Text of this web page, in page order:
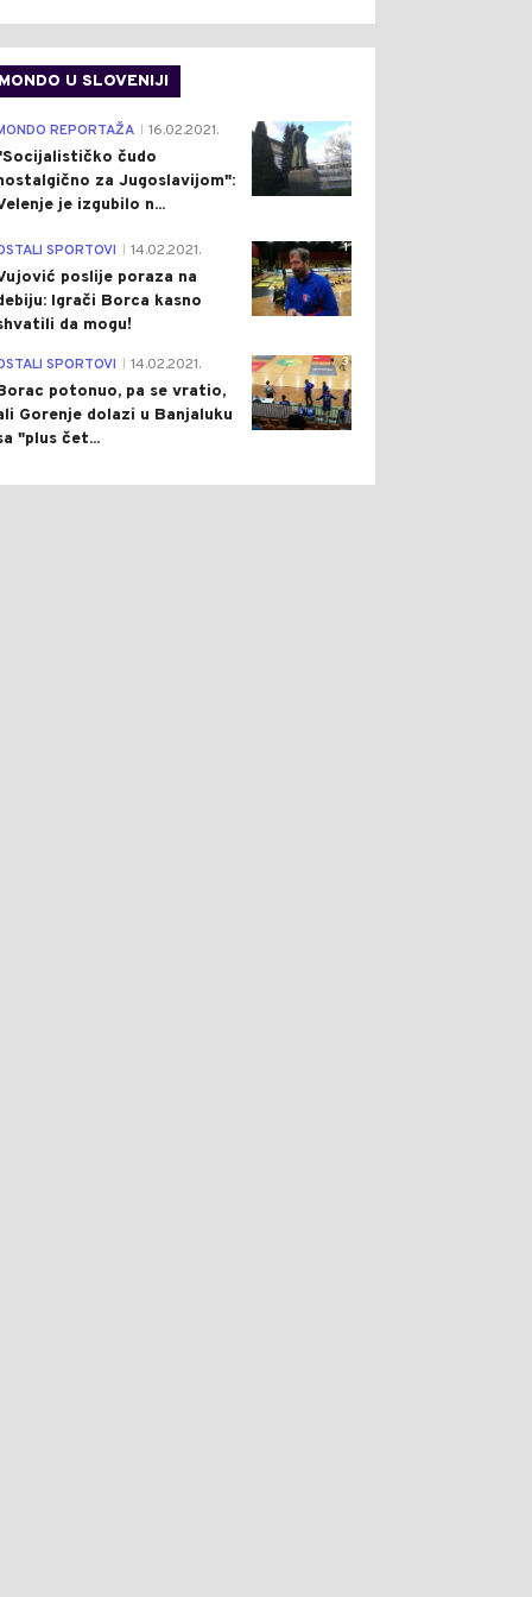
MONDO U SLOVENIJI
4
REPORTAŽA 16.02.2021.
čudo
za Jugoslavijom":
je izgubilo n...
1
SPORTOVI 14.02.2021.
poslije poraza na
Igrači Borca kasno
da mogu!
3
SPORTOVI 14.02.2021.
potonuo, pa se vratio,
Gorenje dolazi u Banjaluku
"plus čet...